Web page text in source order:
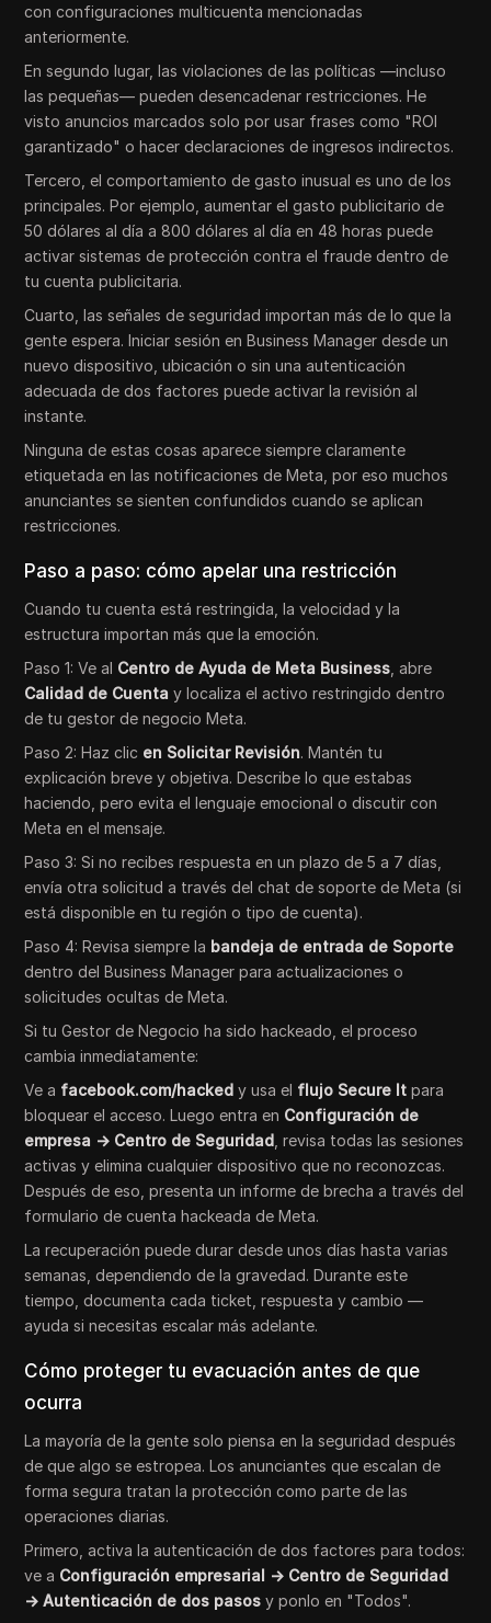
con configuraciones multicuenta mencionadas
anteriormente.
En segundo lugar, las violaciones de las políticas —incluso
las pequeñas— pueden desencadenar restricciones. He
visto anuncios marcados solo por usar frases como "ROI
garantizado" o hacer declaraciones de ingresos indirectos.
Tercero, el comportamiento de gasto inusual es uno de los
principales. Por ejemplo, aumentar el gasto publicitario de
50 dólares al día a 800 dólares al día en 48 horas puede
activar sistemas de protección contra el fraude dentro de
tu cuenta publicitaria.
Cuarto, las señales de seguridad importan más de lo que la
gente espera. Iniciar sesión en Business Manager desde un
nuevo dispositivo, ubicación o sin una autenticación
adecuada de dos factores puede activar la revisión al
instante.
Ninguna de estas cosas aparece siempre claramente
etiquetada en las notificaciones de Meta, por eso muchos
anunciantes se sienten confundidos cuando se aplican
restricciones.
Paso a paso: cómo apelar una restricción
Cuando tu cuenta está restringida, la velocidad y la
estructura importan más que la emoción.
Paso 1: Ve al Centro de Ayuda de Meta Business , abre
Calidad de Cuenta y localiza el activo restringido dentro
de tu gestor de negocio Meta.
Paso 2: Haz clic en Solicitar Revisión. Mantén tu
explicación breve y objetiva. Describe lo que estabas
haciendo, pero evita el lenguaje emocional o discutir con
Meta en el mensaje.
Paso 3: Si no recibes respuesta en un plazo de 5 a 7 días,
envía otra solicitud a través del chat de soporte de Meta (si
está disponible en tu región o tipo de cuenta).
Paso 4: Revisa siempre la bandeja de entrada de Soporte
dentro del Business Manager para actualizaciones o
solicitudes ocultas de Meta.
Si tu Gestor de Negocio ha sido hackeado, el proceso
cambia inmediatamente:
Ve a facebook.com/hacked y usa el flujo Secure It para
bloquear el acceso. Luego entra en Configuración de
empresa → Centro de Seguridad , revisa todas las sesiones
activas y elimina cualquier dispositivo que no reconozcas.
Después de eso, presenta un informe de brecha a través del
formulario de cuenta hackeada de Meta.
La recuperación puede durar desde unos días hasta varias
semanas, dependiendo de la gravedad. Durante este
tiempo, documenta cada ticket, respuesta y cambio —
ayuda si necesitas escalar más adelante.
Cómo proteger tu evacuación antes de que
ocurra
La mayoría de la gente solo piensa en la seguridad después
de que algo se estropea. Los anunciantes que escalan de
forma segura tratan la protección como parte de las
operaciones diarias.
Primero, activa la autenticación de dos factores para todos:
ve a Configuración empresarial → Centro de Seguridad
→ Autenticación de dos pasos y ponlo en "Todos".